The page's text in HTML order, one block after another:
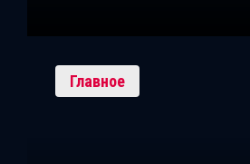
Главное